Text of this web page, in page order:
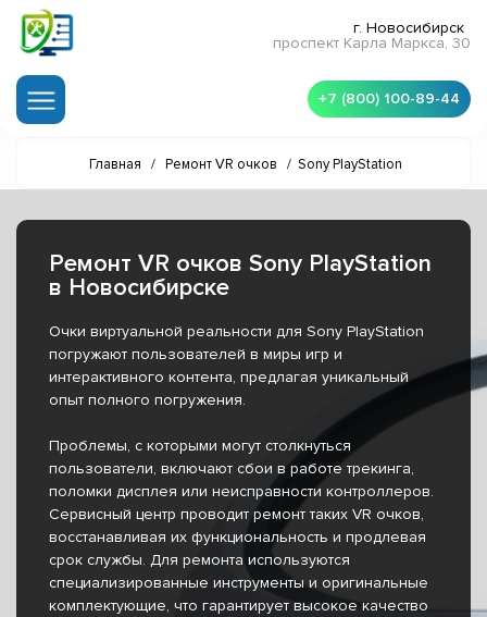
г. Новосибирск
проспект Карла Маркса, 30
+7 (800) 100-89-44
Главная / Ремонт VR очков / Sony PlayStation
Ремонт VR очков Sony PlayStation
в Новосибирске
Очки виртуальной реальности для Sony PlayStation
погружают пользователей в миры игр и
интерактивного контента, предлагая уникальный
опыт полного погружения.
Проблемы, с которыми могут столкнуться
пользователи, включают сбои в работе трекинга,
поломки дисплея или неисправности контроллеров.
Сервисный центр проводит ремонт таких VR очков,
восстанавливая их функциональность и продлевая
срок службы. Для ремонта используются
специализированные инструменты и оригинальные
комплектующие, что гарантирует высокое качество